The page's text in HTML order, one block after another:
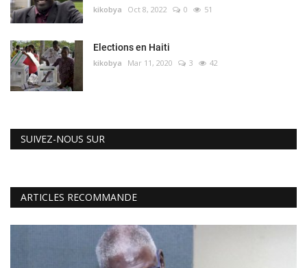
kikobya Oct 8, 2022 0 51
Elections en Haiti
kikobya Mar 11, 2020 3 42
SUIVEZ-NOUS SUR
ARTICLES RECOMMANDE